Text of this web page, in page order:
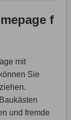
f
mit
Sie
und fremde